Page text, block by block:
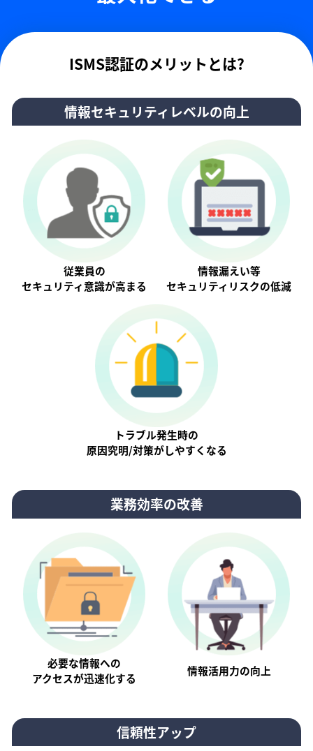
ISMS認証のメリットとは?
情報セキュリティレベルの向上
従業員の
セキュリティ意識が⾼まる
情報漏えい等
セキュリティリスクの低減
トラブル発生時の
原因究明/対策がしやすくなる
業務効率の改善
必要な情報への
アクセスが迅速化する
情報活⽤⼒の向上
信頼性アップ